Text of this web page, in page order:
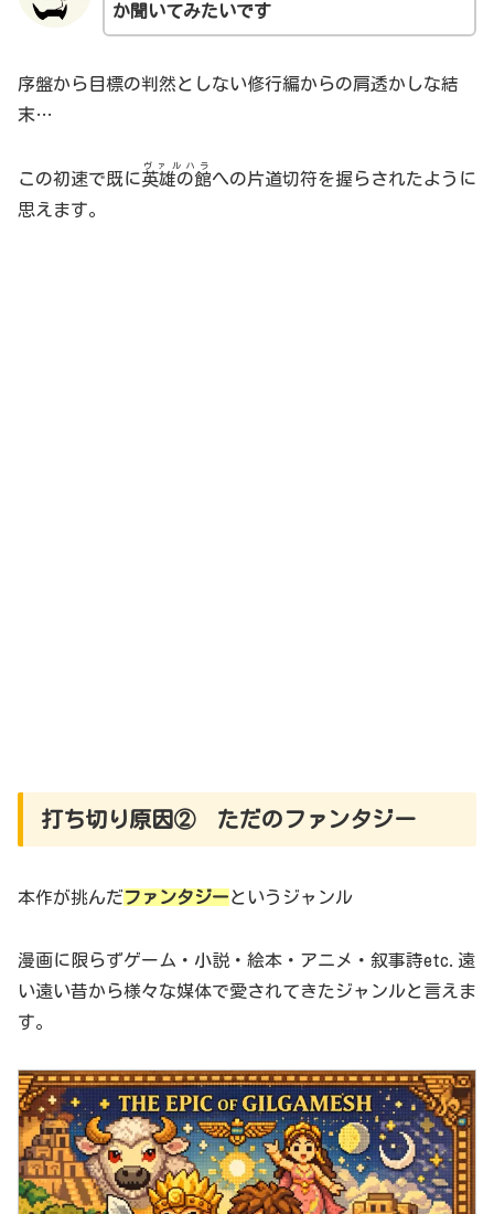
か聞いてみたいです
序盤から目標の判然としない修行編からの肩透かしな結
末…
この初速で既に英雄の館
ヴァルハラ
への片道切符を握らされたように
思えます。
打ち切り原因② ただのファンタジー
本作が挑んだファンタジーというジャンル
漫画に限らずゲーム・小説・絵本・アニメ・叙事詩etc.遠
い遠い昔から様々な媒体で愛されてきたジャンルと言えま
す。